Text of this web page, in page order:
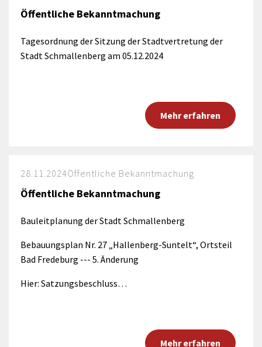
Öffentliche Bekanntmachung
Tagesordnung der Sitzung der Stadtvertretung der
Stadt Schmallenberg am 05.12.2024
Mehr erfahren
28.11.2024Öffentliche Bekanntmachung
Öffentliche Bekanntmachung
Bauleitplanung der Stadt Schmallenberg
Bebauungsplan Nr. 27 „Hallenberg-Suntelt“, Ortsteil
Bad Fredeburg --- 5. Änderung
Hier: Satzungsbeschluss…
Mehr erfahren